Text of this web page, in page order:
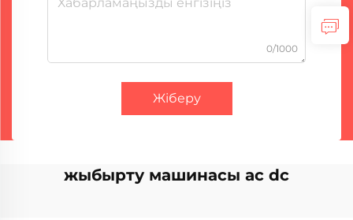
0/1000
Жіберу
жыбырту машинасы ac dc